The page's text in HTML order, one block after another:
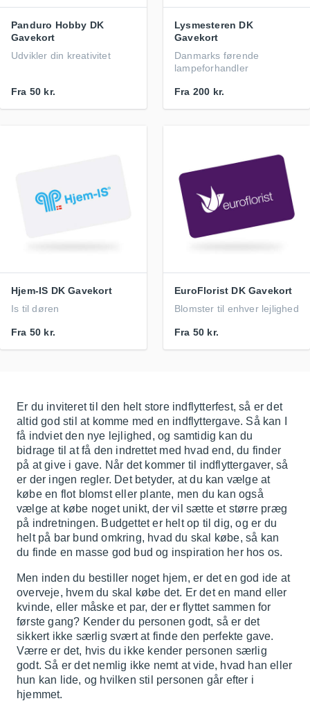
Panduro Hobby DK
Gavekort
Udvikler din kreativitet
Fra 50 kr.
Lysmesteren DK
Gavekort
Danmarks førende
lampeforhandler
Fra 200 kr.
Hjem-IS DK Gavekort
Is til døren
Fra 50 kr.
EuroFlorist DK Gavekort
Blomster til enhver lejlighed
Fra 50 kr.
Er du inviteret til den helt store indflytterfest, så er det
altid god stil at komme med en indflyttergave. Så kan I
få indviet den nye lejlighed, og samtidig kan du
bidrage til at få den indrettet med hvad end, du finder
på at give i gave. Når det kommer til indflyttergaver, så
er der ingen regler. Det betyder, at du kan vælge at
købe en flot blomst eller plante, men du kan også
vælge at købe noget unikt, der vil sætte et større præg
på indretningen. Budgettet er helt op til dig, og er du
helt på bar bund omkring, hvad du skal købe, så kan
du finde en masse god bud og inspiration her hos os.
Men inden du bestiller noget hjem, er det en god ide at
overveje, hvem du skal købe det. Er det en mand eller
kvinde, eller måske et par, der er flyttet sammen for
første gang? Kender du personen godt, så er det
sikkert ikke særlig svært at finde den perfekte gave.
Værre er det, hvis du ikke kender personen særlig
godt. Så er det nemlig ikke nemt at vide, hvad han eller
hun kan lide, og hvilken stil personen går efter i
hjemmet.